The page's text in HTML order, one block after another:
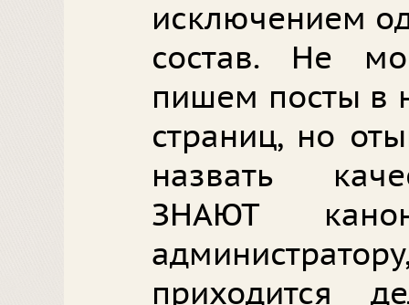
исключением
состав. Не
пишем посты в
страниц, но
назвать
ЗНАЮТ
приходится